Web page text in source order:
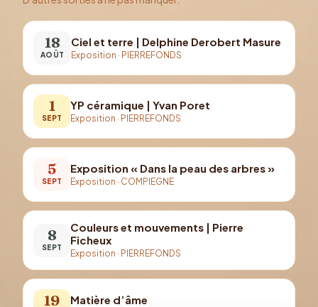
18
AOÛT
Ciel et terre | Delphine Derobert Masure
Exposition · PIERREFONDS
1
SEPT
YP céramique | Yvan Poret
Exposition · PIERREFONDS
5
SEPT
Exposition « Dans la peau des arbres »
Exposition · COMPIEGNE
8
SEPT
Couleurs et mouvements | Pierre
Ficheux
Exposition · PIERREFONDS
19 Matière d’âme